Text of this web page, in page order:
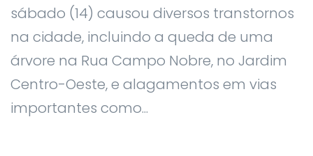
sábado (14) causou diversos transtornos
na cidade, incluindo a queda de uma
árvore na Rua Campo Nobre, no Jardim
Centro-Oeste, e alagamentos em vias
importantes como...